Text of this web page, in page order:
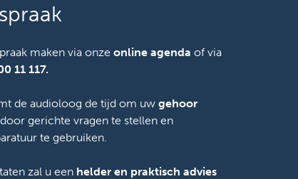
maken via onze online agenda of via
11 117.
de audioloog de tijd om uw gehoor
door gerichte vragen te stellen en
te gebruiken.
zal u een helder en praktisch advies